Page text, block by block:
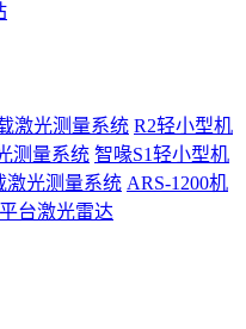
激光测量系统 R2轻小型机
测量系统 智喙S1轻小型机
激光测量系统 ARS-1200机
台激光雷达